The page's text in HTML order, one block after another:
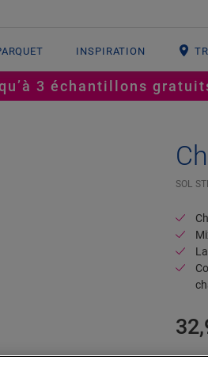
INSPIRATION
3 échantillons
Open image
SOL
#SR